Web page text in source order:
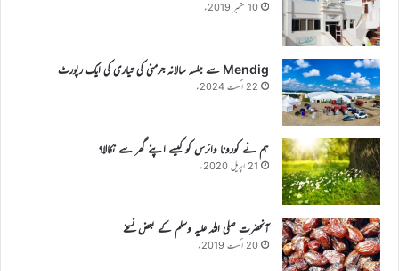
10 ستمبر 2019ء
Mendig سے جلسہ سالانہ جرمنی کی تیاری کی ایک رپورٹ
22 اگست 2024ء
ہم نے کورونا وائرس کو کیسے اپنے گھر سے نکالا؟
21 اپریل 2020ء
آنحضرت صلی اللہ علیہ وسلم کے بعض نسخے
20 اگست 2019ء